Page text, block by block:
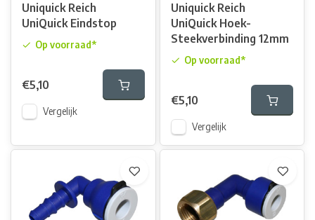
Uniquick Reich
UniQuick Eindstop
Op voorraad*
€5,10
Vergelijk
Uniquick Reich
UniQuick Hoek-
Steekverbinding 12mm
Op voorraad*
€5,10
Vergelijk